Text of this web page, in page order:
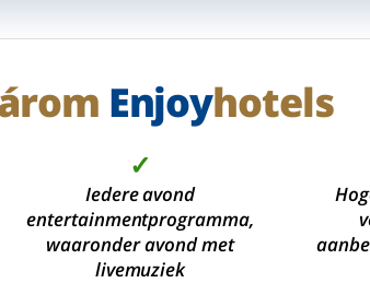
Enjoyhotels
✓
Iedere avond
entertainmentprogramma,
waaronder avond met
livemuziek